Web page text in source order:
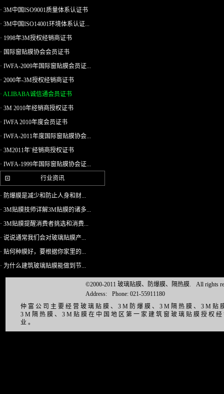
· 3M中国ISO9001质量体系认证书
· 3M中国ISO14001环境体系认证...
· 1998年3M授权经销商证书
· 国际窗贴膜协会会员证书
· IWFA-2009年国际窗贴膜会员证...
· 2000年-3M授权经销商证书
· ALIBABA诚信通会员证书
· 3M 2010年经销商授权证书
· IWFA 2010年度会员证书
· IWFA-2011年度国际窗贴膜协会...
· 3M2011年`经销商授权证书
· IWFA-1999年国际窗贴膜协会证...
行业资讯
· 防爆膜是减少和防止人身和财...
· 3M贴膜技师详解3M贴膜的诸多...
· 3M贴膜提醒消费者挑选和消费...
· 说说通常我们会对玻璃贴膜产...
· 贴何种膜好，要根据你家里的...
· 为什么建筑玻璃贴膜能做到节...
©2000-2011 玻璃贴膜、防爆膜、隔热膜.
All rights
Address:
Phone: 021-55911180
仲富公司主要经营玻璃贴膜、3M防爆膜、3M隔热膜、3M
3M隔热膜、3M贴膜在中国地区第一家建筑窗玻璃贴膜授权
业。